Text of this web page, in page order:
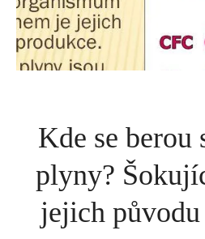
Kde se berou
plyny?
jejich původu